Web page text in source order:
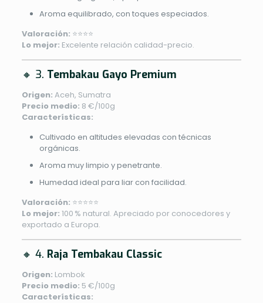
Aroma equilibrado, con toques especiados.
Valoración: ⭐⭐⭐⭐
Lo mejor: Excelente relación calidad-precio.
🔸 3. Tembakau Gayo Premium
Origen: Aceh, Sumatra
Precio medio: 8 €/100g
Características:
Cultivado en altitudes elevadas con técnicas
orgánicas.
Aroma muy limpio y penetrante.
Humedad ideal para liar con facilidad.
Valoración: ⭐⭐⭐⭐⭐
Lo mejor: 100 % natural. Apreciado por conocedores y
exportado a Europa.
🔸 4. Raja Tembakau Classic
Origen: Lombok
Precio medio: 5 €/100g
Características: